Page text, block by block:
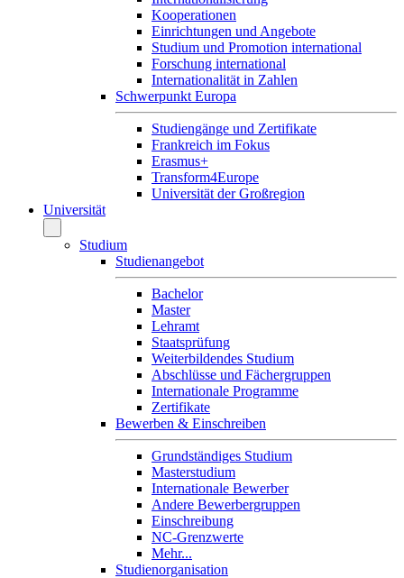
Kooperationen
Einrichtungen und Angebote
Studium und Promotion international
Forschung international
Internationalität in Zahlen
Schwerpunkt Europa
Studiengänge und Zertifikate
Frankreich im Fokus
Erasmus+
Transform4Europe
Universität der Großregion
Universität
Studium
Studienangebot
Bachelor
Master
Lehramt
Staatsprüfung
Weiterbildendes Studium
Abschlüsse und Fächergruppen
Internationale Programme
Zertifikate
Bewerben & Einschreiben
Grundständiges Studium
Masterstudium
Internationale Bewerber
Andere Bewerbergruppen
Einschreibung
NC-Grenzwerte
Mehr...
Studienorganisation